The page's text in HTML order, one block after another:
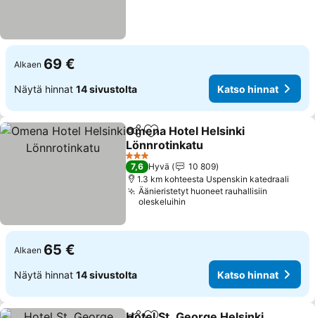
Alkaen 69 €
Näytä hinnat 14 sivustolta Katso hinnat
Jaa Lisää suosikkeihin
Omena Hotel Helsinki
Lönnrotinkatu
Katso hinnat
3 Tähtiluokitus
7,6 Hyvä
10 809
1.3 km kohteesta Uspenskin katedraali
Äänieristetyt huoneet rauhallisiin
oleskeluihin
Alkaen 65 €
Näytä hinnat 14 sivustolta Katso hinnat